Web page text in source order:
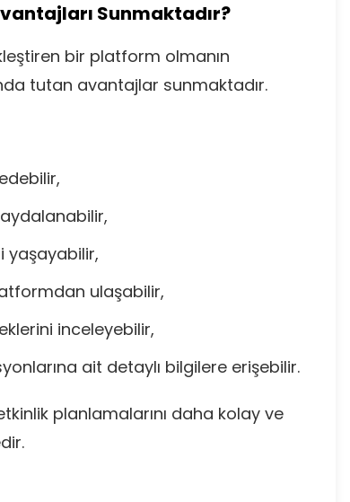
Sunmaktadır?
bir platform olmanın
tutan avantajlar sunmaktadır.
yaşayabilir,
ulaşabilir,
inceleyebilir,
ait detaylı bilgilere erişebilir.
planlamalarını daha kolay ve